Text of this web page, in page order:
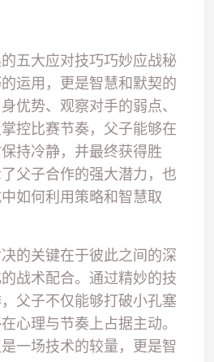
五大应对技巧巧妙应战秘
运用，更是智慧和默契的
优势、观察对手的弱点、
控比赛节奏，父子能够在
持冷静，并最终获得胜
父子合作的强大潜力，也
如何利用策略和智慧取
的关键在于彼此之间的深
战术配合。通过精妙的技
父子不仅能够打破小孔塞
心理与节奏上占据主动。
一场技术的较量，更是智